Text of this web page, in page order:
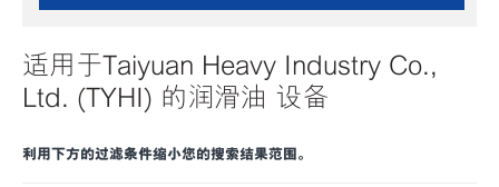
适用于Taiyuan Heavy Industry Co.,
Ltd. (TYHI) 的润滑油 设备
利用下方的过滤条件缩小您的搜索结果范围。